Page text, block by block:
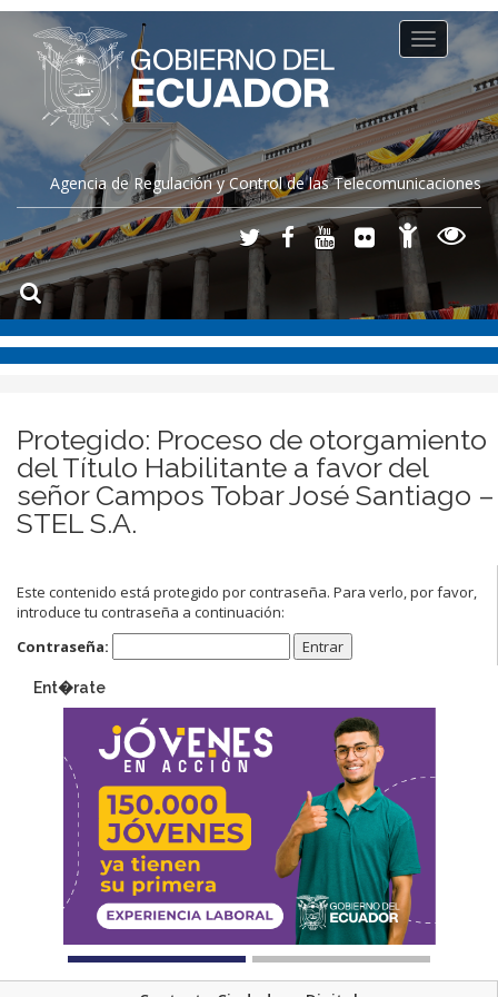
Agencia de Regulación y Control de las Telecomunicaciones
Toggle
navigation
Protegido: Proceso de otorgamiento
del Título Habilitante a favor del
señor Campos Tobar José Santiago –
STEL S.A.
Este contenido está protegido por contraseña. Para verlo, por favor,
introduce tu contraseña a continuación:
Contraseña:
Ent�rate